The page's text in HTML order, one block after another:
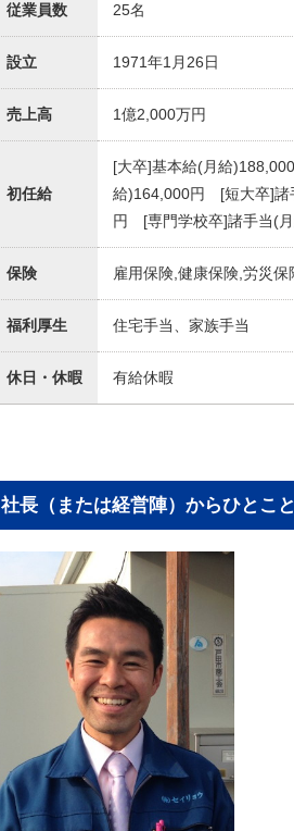
従業員数 25名
設立 1971年1月26日
売上高 1億2,000万円
初任給
[大卒]基本給(月給
給)164,000円 [短大卒]諸
円 [専門学校卒]諸手当(
保険 雇用保険,健康保険,労災保
福利厚生 住宅手当、家族手当
休日・休暇 有給休暇
社長（または経営陣）からひとこと